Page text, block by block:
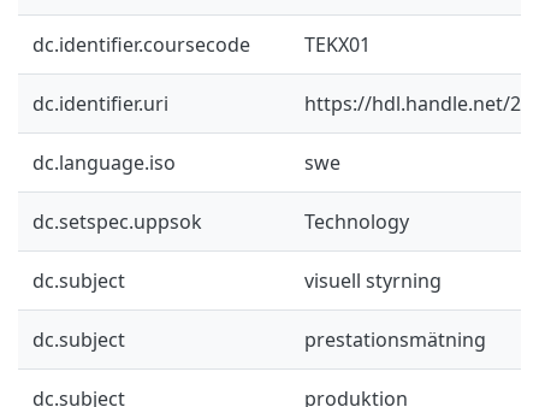
dc.identifier.coursecode TEKX01
dc.identifier.uri https://hdl.handle.net/
dc.language.iso swe
dc.setspec.uppsok Technology
dc.subject visuell styrning
dc.subject prestationsmätning
dc.subject produktion